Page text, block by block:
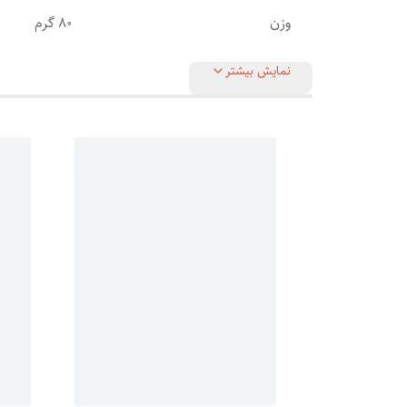
وزن 80 گرم
نمایش بیشتر